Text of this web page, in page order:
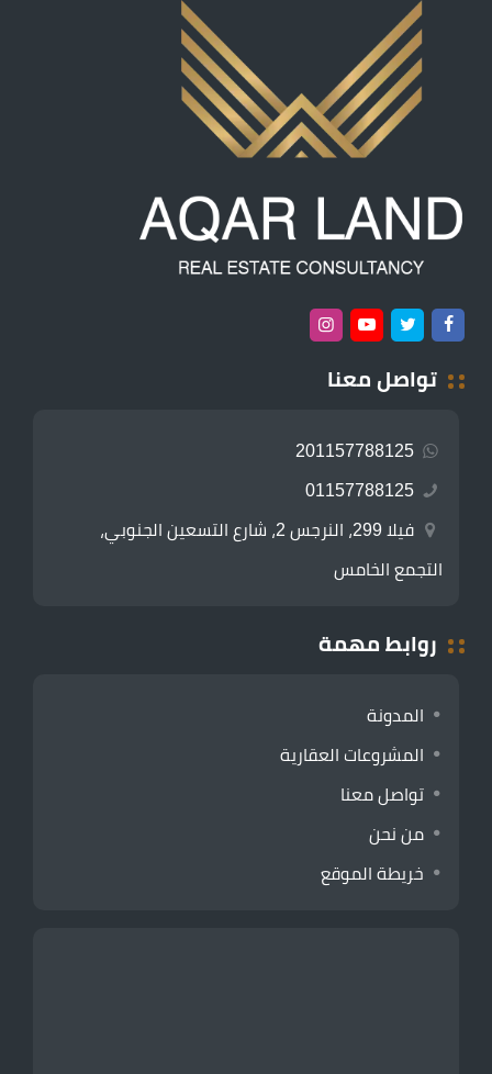
تواصل معنا
201157788125
01157788125
فيلا 299، النرجس 2، شارع التسعين الجنوبي،
التجمع الخامس
روابط مهمة
المدونة
المشروعات العقارية
تواصل معنا
من نحن
خريطة الموقع